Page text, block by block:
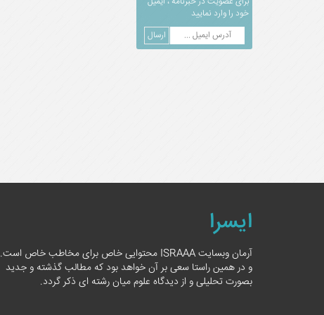
خود را وارد نمایید
ایسرا
آرمان وبسایت ISRAAA محتوایی خاص برای مخاطب خاص است.
و در همین راستا سعی بر آن خواهد بود که مطالب گذشته و جدید
بصورت تحلیلی و از دیدگاه علوم میان رشته ای ذکر گردد.